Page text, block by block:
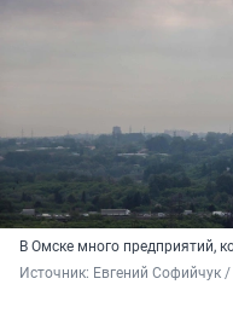
В Омске много предприятий,
Источник: Евгений Софийчук /